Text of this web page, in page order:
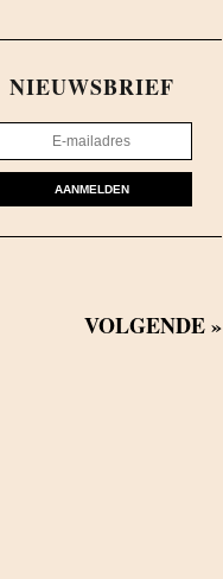
NIEUWSBRIEF
AANMELDEN
VOLGENDE»